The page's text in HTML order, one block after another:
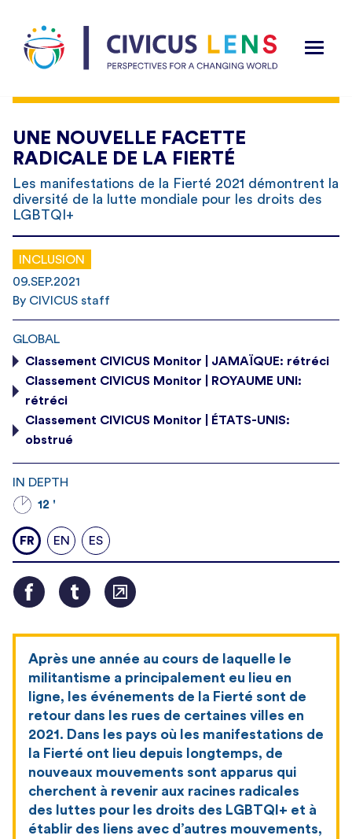
UNE NOUVELLE FACETTE
RADICALE DE LA FIERTÉ
Les manifestations de la Fierté 2021 démontrent la
diversité de la lutte mondiale pour les droits des
LGBTQI+
INCLUSION
09.SEP.2021
By CIVICUS staff
GLOBAL
Classement CIVICUS Monitor | JAMAÏQUE: rétréci
Classement CIVICUS Monitor | ROYAUME UNI:
rétréci
Classement CIVICUS Monitor | ÉTATS-UNIS:
obstrué
IN DEPTH
12 '
FR EN ES
Après une année au cours de laquelle le
militantisme a principalement eu lieu en
ligne, les événements de la Fierté sont de
retour dans les rues de certaines villes en
2021. Dans les pays où les manifestations de
la Fierté ont lieu depuis longtemps, de
nouveaux mouvements sont apparus qui
cherchent à revenir aux racines radicales
des luttes pour les droits des LGBTQI+ et à
établir des liens avec d’autres mouvements,